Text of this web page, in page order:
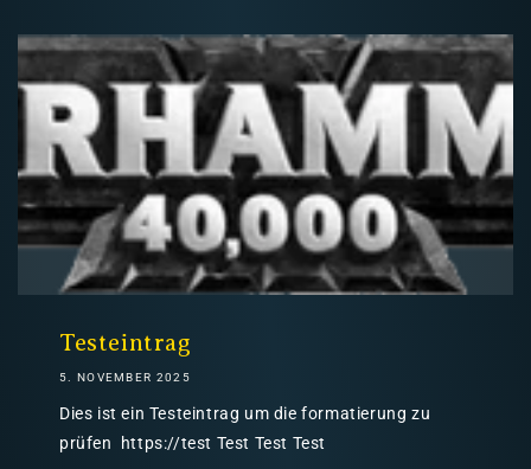
Testeintrag
5. NOVEMBER 2025
Dies ist ein Testeintrag um die formatierung zu
prüfen https://test Test Test Test